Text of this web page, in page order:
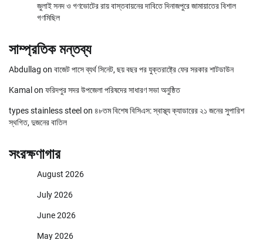
জুলাই সনদ ও গণভোটের রায় বাস্তবায়নের দাবিতে দিনাজপুরে জামায়াতের বিশাল
গণমিছিল
সাম্প্রতিক মন্তব্য
Abdullag on বাজেট পাসে ব্যর্থ সিনেট, ছয় বছর পর যুক্তরাষ্ট্রে ফের সরকার শাটডাউন
Kamal on ফরিদপুর সদর উপজেলা পরিষদের সাধারণ সভা অনুষ্ঠিত
types stainless steel on ৪৮তম বিশেষ বিসিএস: স্বাস্থ্য ক্যাডারের ২১ জনের সুপারিশ
স্থগিত, দুজনের বাতিল
সংরক্ষণাগার
August 2026
July 2026
June 2026
May 2026